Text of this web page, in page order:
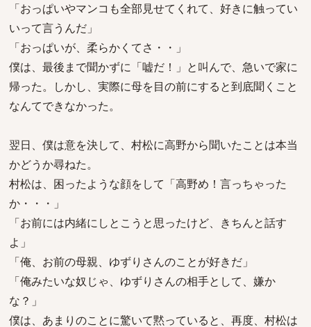
「おっぱいやマンコも全部見せてくれて、好きに触ってい
いって言うんだ」
「おっぱいが、柔らかくてさ・・」
僕は、最後まで聞かずに「嘘だ！」と叫んで、急いで家に
帰った。しかし、実際に母を目の前にすると到底聞くこと
なんてできなかった。
翌日、僕は意を決して、村松に高野から聞いたことは本当
かどうか尋ねた。
村松は、困ったような顔をして「高野め！言っちゃった
か・・・」
「お前には内緒にしとこうと思ったけど、きちんと話す
よ」
「俺、お前の母親、ゆずりさんのことが好きだ」
「俺みたいな奴じゃ、ゆずりさんの相手として、嫌か
な？」
僕は、あまりのことに驚いて黙っていると、再度、村松は